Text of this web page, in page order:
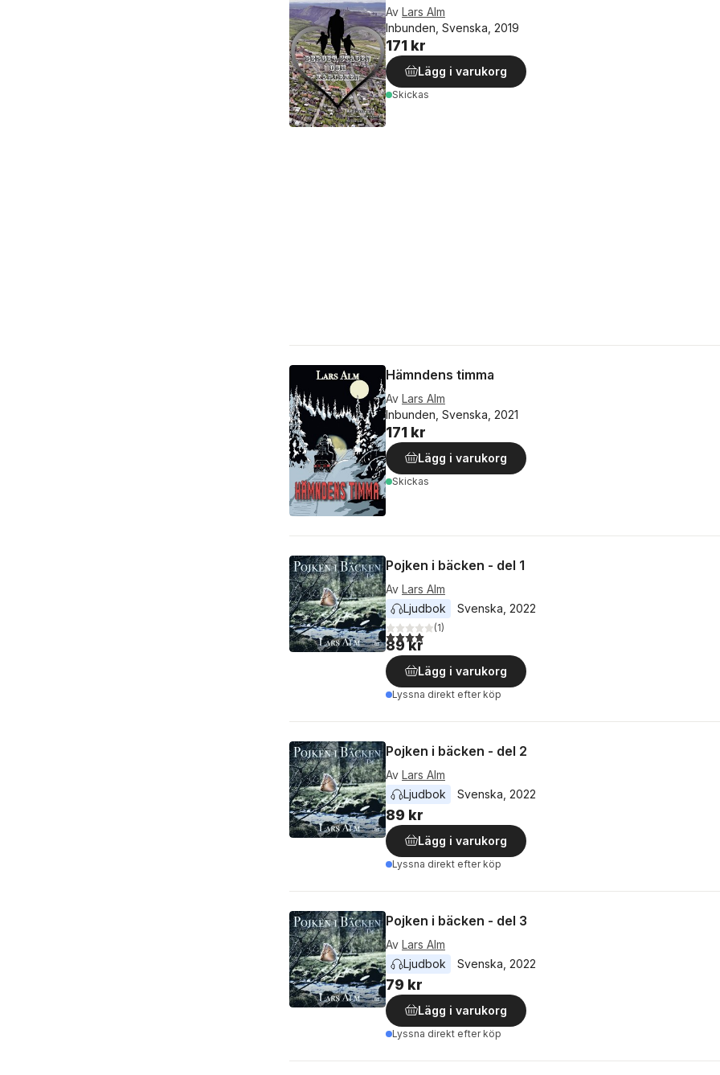
Av Lars Alm
Inbunden, Svenska, 2019
171 kr
Lägg i varukorg
Skickas
Hämndens timma
Av Lars Alm
Inbunden, Svenska, 2021
171 kr
Lägg i varukorg
Skickas
Pojken i bäcken - del 1
Av Lars Alm
Ljudbok
Svenska 2022
4,0utav 5 stjärnor. Totalt antal röster:
(1)
89 kr
Lägg i varukorg
Lyssna direkt efter köp
Pojken i bäcken - del 2
Av Lars Alm
Ljudbok
Svenska 2022
89 kr
Lägg i varukorg
Lyssna direkt efter köp
Pojken i bäcken - del 3
Av Lars Alm
Ljudbok
Svenska 2022
79 kr
Lägg i varukorg
Lyssna direkt efter köp